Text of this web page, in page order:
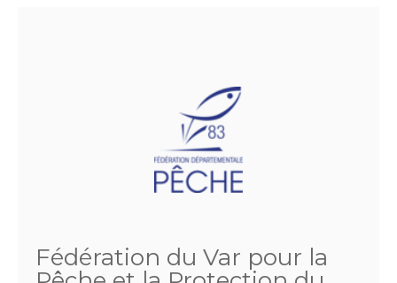
Fédération du Var pour la